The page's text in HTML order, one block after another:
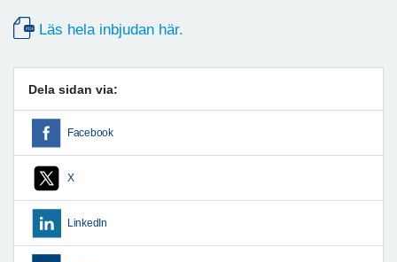
Läs hela inbjudan här.
Dela sidan via:
Facebook
X
LinkedIn